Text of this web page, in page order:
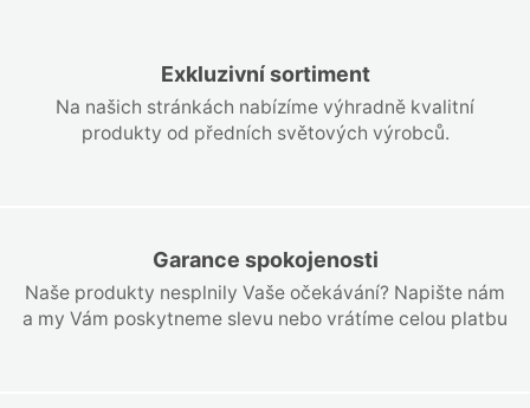
Exkluzivní sortiment
Na našich stránkách nabízíme výhradně kvalitní
produkty od předních světových výrobců.
Garance spokojenosti
Naše produkty nesplnily Vaše očekávání? Napište nám
a my Vám poskytneme slevu nebo vrátíme celou platbu